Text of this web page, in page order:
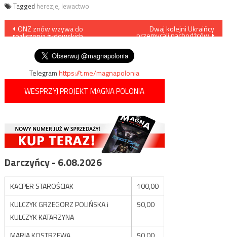
Tagged herezje, lewactwo
Nawigacja
wpisu
ONZ znów wzywa do
rozliczenia żydowskich
Dwaj kolejni Ukraińcy
przemycali nachodźców
Telegramhttps://t.me/magnapolonia
WESPRZYJ PROJEKT MAGNA POLONIA
Darczyńcy - 6.08.2026
KACPER STAROŚCIAK
100,00
KULCZYK GRZEGORZ POLIŃSKA i
KULCZYK KATARZYNA
50,00